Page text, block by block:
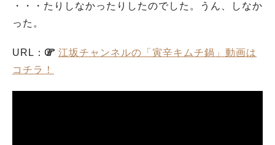
・・・たりしなかったりしたのでした。うん、しなか
った。
URL：
江坂チャンネルの「寅辛キムチ鍋」動画は
コチラ！